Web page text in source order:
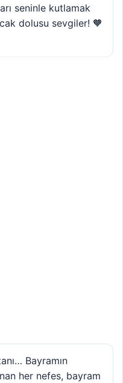
seninle kutlamak
dolusu sevgiler! 🧡
Bayramın
her nefes, bayram